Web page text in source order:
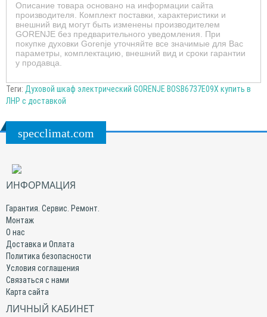
Описание товара основано на информации сайта
производителя. Комплект поставки, характеристики и
внешний вид могут быть изменены производителем
GORENJE без предварительного уведомления. При
покупке духовки Gorenje уточняйте все значимые для Вас
параметры, комплектацию, внешний вид и сроки гарантии
у продавца.
Теги: Духовой шкаф электрический GORENJE BOSB6737E09X купить в
ЛНР с доставкой
specclimat.com
ИНФОРМАЦИЯ
Гарантия. Сервис. Ремонт.
Монтаж
О нас
Доставка и Оплата
Политика безопасности
Условия соглашения
Связаться с нами
Карта сайта
ЛИЧНЫЙ КАБИНЕТ